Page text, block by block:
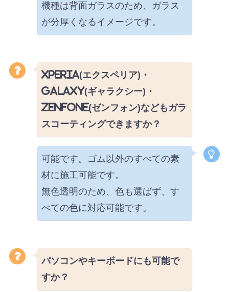
機種は背面ガラスのため、ガラス
が分厚くなるイメージです。
Xperia(エクスペリア)・
Galaxy(ギャラクシー)・
ZenFone(ゼンフォン)などもガラ
スコーティングできますか？
可能です。ゴム以外のすべての素
材に施工可能です。
無色透明のため、色も選ばず、す
べての色に対応可能です。
パソコンやキーボードにも可能で
すか？